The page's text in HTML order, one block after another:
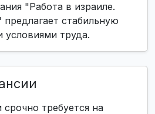
"Работа в израиле.
стабильную
труда.
требуется на